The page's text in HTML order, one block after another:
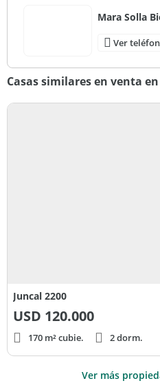
Mara Solla
Ver
Casas similares en venta
Juncal 2200
USD 120.000
170 m² cubie. 2 dorm.
Ver más